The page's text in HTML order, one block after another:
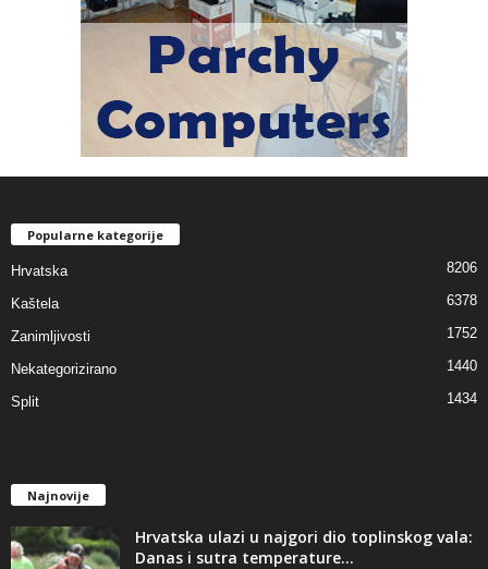
Popularne kategorije
Hrvatska 8206
Kaštela 6378
Zanimljivosti 1752
Nekategorizirano 1440
Split 1434
Najnovije
Hrvatska ulazi u najgori dio toplinskog vala:
Danas i sutra temperature...